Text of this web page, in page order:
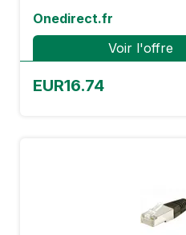
Onedirect.fr
Voir l'offre
EUR16.74